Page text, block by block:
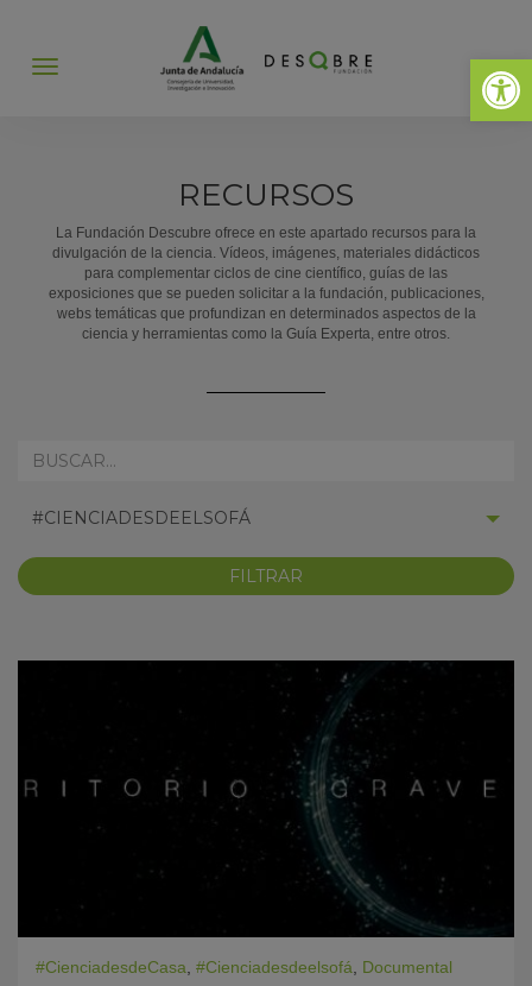
Abrir
Abrir
RECURSOS
La Fundación Descubre ofrece en este apartado recursos para la
divulgación de la ciencia. Vídeos, imágenes, materiales didácticos
para complementar ciclos de cine científico, guías de las
exposiciones que se pueden solicitar a la fundación, publicaciones,
webs temáticas que profundizan en determinados aspectos de la
ciencia y herramientas como la Guía Experta, entre otros.
REALIZA
AQUÍ
BÚSQUEDA:
SELECCIONAR
CATEGORÍA:
#CIENCIADESDEELSOFÁ
#CienciadesdeCasa #Cienciadesdeelsofá Documental